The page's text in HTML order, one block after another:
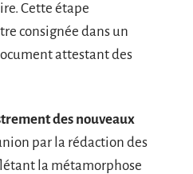
Cette étape
consignée dans un
attestant des
des nouveaux
par la rédaction des
la métamorphose